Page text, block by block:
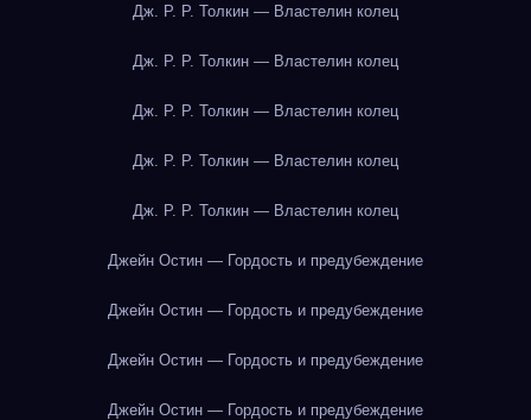
Дж. Р. Р. Толкин — Властелин колец
Дж. Р. Р. Толкин — Властелин колец
Дж. Р. Р. Толкин — Властелин колец
Дж. Р. Р. Толкин — Властелин колец
Дж. Р. Р. Толкин — Властелин колец
Джейн Остин — Гордость и предубеждение
Джейн Остин — Гордость и предубеждение
Джейн Остин — Гордость и предубеждение
Джейн Остин — Гордость и предубеждение